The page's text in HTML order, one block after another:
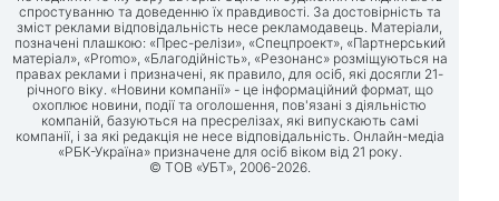
спростуванню та доведенню їх правдивості. За достовірність та
зміст реклами відповідальність несе рекламодавець. Матеріали,
позначені плашкою: «Прес-релізи», «Спецпроект», «Партнерський
матеріал», «Promo», «Благодійність», «Резонанс» розміщуються на
правах реклами і призначені, як правило, для осіб, які досягли 21-
річного віку. «Новини компанії» - це інформаційний формат, що
охоплює новини, події та оголошення, пов'язані з діяльністю
компаній, базуються на пресрелізах, які випускають самі
компанії, і за які редакція не несе відповідальність. Онлайн-медіа
«РБК-Україна» призначене для осіб віком від 21 року.
© ТОВ «УБТ», 2006-2026.